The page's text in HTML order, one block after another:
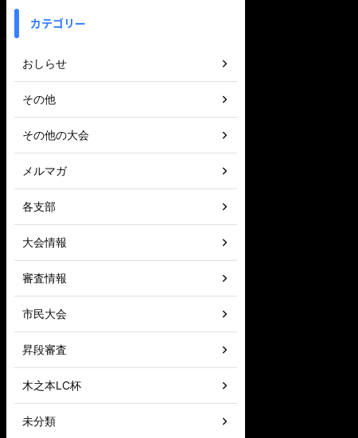
カテゴリー
おしらせ
その他
その他の大会
メルマガ
各支部
大会情報
審査情報
市民大会
昇段審査
木之本LC杯
未分類